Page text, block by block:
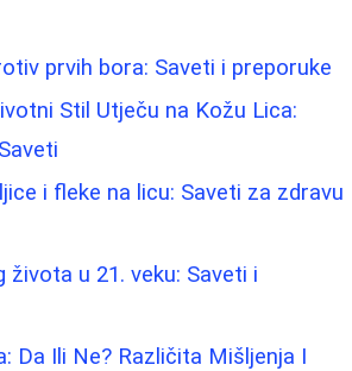
prvih bora: Saveti i preporuke
Stil Utječu na Kožu Lica:
i fleke na licu: Saveti za zdravu
života u 21. veku: Saveti i
Da Ili Ne? Različita Mišljenja I